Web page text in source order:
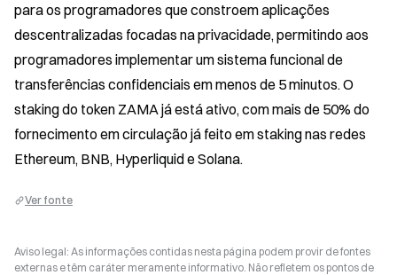
para os programadores que constroem aplicações
descentralizadas focadas na privacidade, permitindo aos
programadores implementar um sistema funcional de
transferências confidenciais em menos de 5 minutos. O
staking do token ZAMA já está ativo, com mais de 50% do
fornecimento em circulação já feito em staking nas redes
Ethereum, BNB, Hyperliquid e Solana.
Ver fonte
Aviso legal: As informações contidas nesta página podem provir de fontes
externas e têm caráter meramente informativo. Não refletem os pontos de